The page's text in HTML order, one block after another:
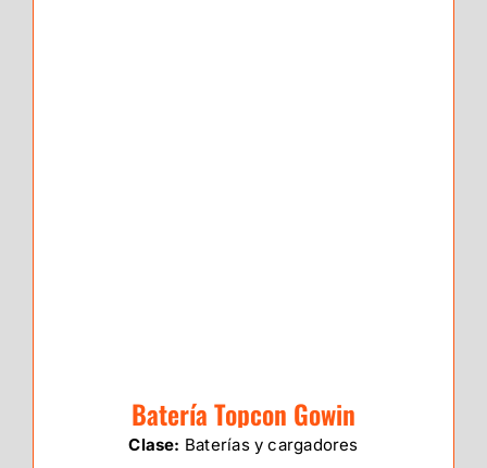
Batería Topcon Gowin
Clase: Baterías y cargadores